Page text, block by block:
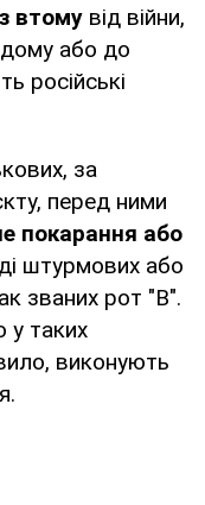
втому від війни,
або до
російські
за
перед ними
покарання або
штурмових або
званих рот "В".
у таких
виконують